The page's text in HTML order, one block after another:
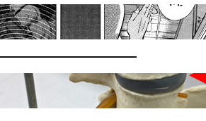
超音波治療
椎間板ヘルニアによる腰痛